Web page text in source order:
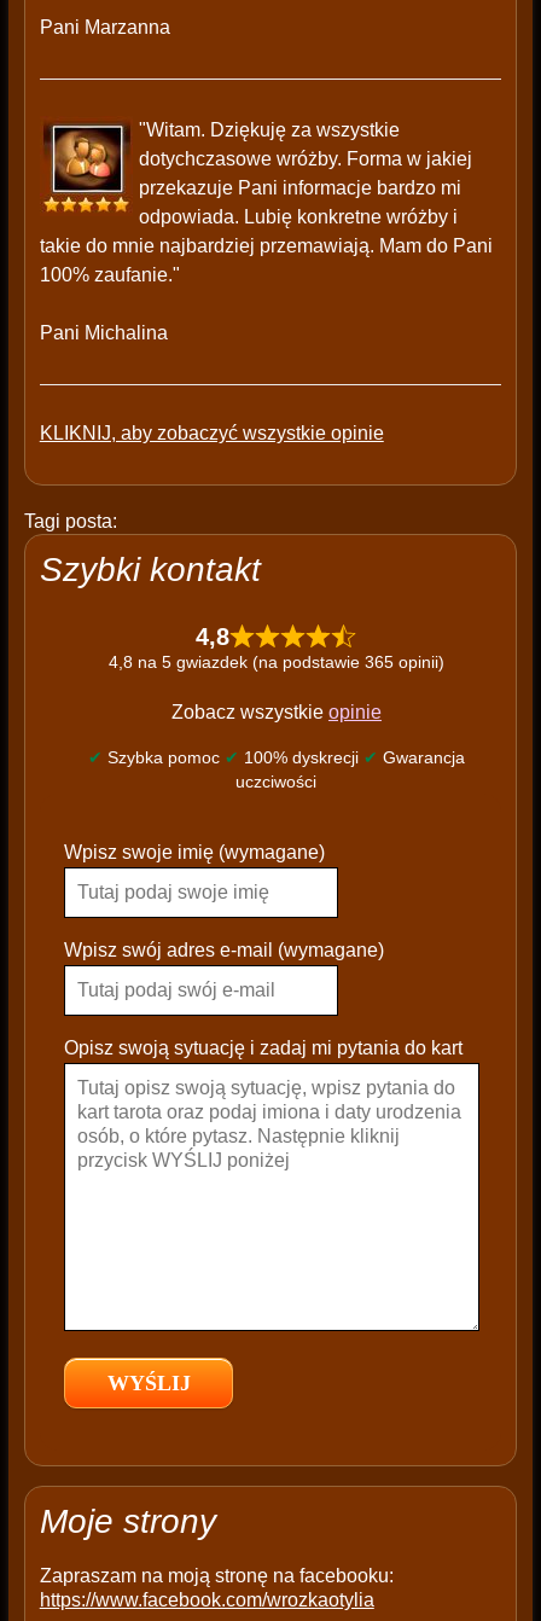
Pani Marzanna
"Witam. Dziękuję za wszystkie
dotychczasowe wróżby. Forma w jakiej
przekazuje Pani informacje bardzo mi
odpowiada. Lubię konkretne wróżby i
takie do mnie najbardziej przemawiają. Mam do Pani
100% zaufanie."
Pani Michalina
KLIKNIJ, aby zobaczyć wszystkie opinie
Tagi posta:
Szybki kontakt
4,8
4,8 na 5 gwiazdek (na podstawie 365 opinii)
Zobacz wszystkie opinie
✔ Szybka pomoc ✔ 100% dyskrecji ✔ Gwarancja
uczciwości
l
a
s
e
a
e
e
p
y
Wpisz swoje imię (wymagane)
Wpisz swój adres e-mail (wymagane)
Opisz swoją sytuację i zadaj mi pytania do kart
Moje strony
Zapraszam na moją stronę na facebooku:
https://www.facebook.com/wrozkaotylia